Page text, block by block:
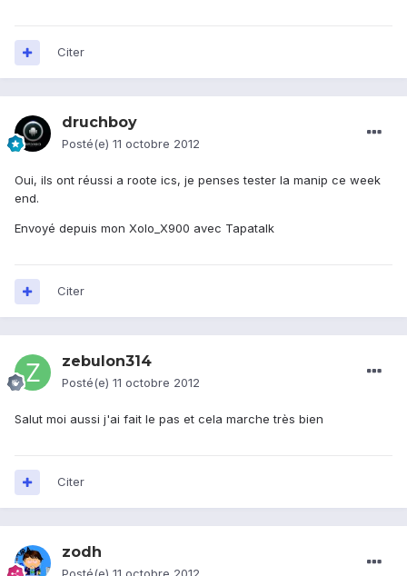
Citer
druchboy
Posté(e) 11 octobre 2012
Oui, ils ont réussi a roote ics, je penses tester la manip ce week
end.
Envoyé depuis mon Xolo_X900 avec Tapatalk
Citer
zebulon314
Posté(e) 11 octobre 2012
Salut moi aussi j'ai fait le pas et cela marche très bien
Citer
zodh